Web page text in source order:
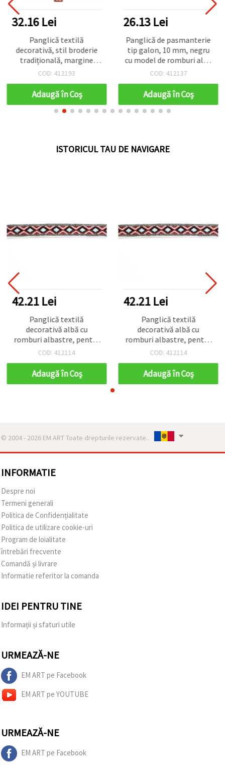
32.16 Lei
Panglică textilă
decorativă, stil broderie
tradițională, margine
aurie metalizată, lățime
maro, 5 m
COD: 412193
Adaugă în Coş
26.13 Lei
Panglică de pasmanterie
tip galon, 10 mm, negru
cu model de romburi albe
și roșii - 5 metri
COD: 412137
Adaugă în Coş
ISTORICUL TAU DE NAVIGARE
42.21 Lei
Panglică textilă
decorativă albă cu
romburi albastre, pentru
cusut, mărțișoare și
15 mm x 5 m
COD: 412114
Adaugă în Coş
42.21 Lei
Panglică textilă
decorativă albă cu
romburi albastre, pentru
cusut, mărțișoare și
15 mm x 5 m
COD: 412114
Adaugă în Coş
© 2004 - 2026 EM ART Toate drepturile rezervate..
INFORMATIE
Despre noi
Termeni generali
Politica de Confidențialitate
Politica de utilizare cookie-uri
Program de loialitate
întrebări frecvente
Comandă și livrare
Informatie referitor la comanda
IDEI PENTRU TINE
Informații și sfaturi utile
URMEAZĂ-NE
EM ART pe Facebook
EM ART pe YOUTUBE
URMEAZĂ-NE
EM ART pe Facebook